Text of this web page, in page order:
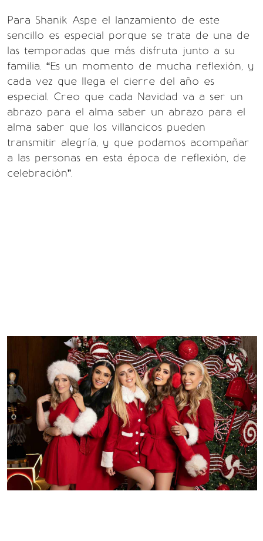
Para Shanik Aspe el lanzamiento de este
sencillo es especial porque se trata de una de
las temporadas que más disfruta junto a su
familia. “Es un momento de mucha reflexión, y
cada vez que llega el cierre del año es
especial. Creo que cada Navidad va a ser un
abrazo para el alma saber un abrazo para el
alma saber que los villancicos pueden
transmitir alegría, y que podamos acompañar
a las personas en esta época de reflexión, de
celebración”.